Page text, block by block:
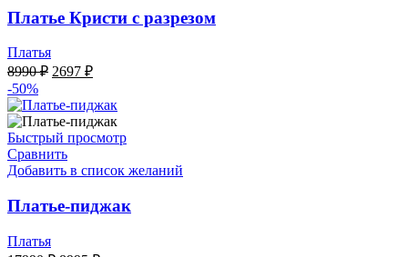
Платье Кристи с разрезом
Платья
8990₽ Первоначальная
составляла
8990 ₽.
2697 ₽Текущая
2697 ₽.
-50%
Быстрый просмотр
Сравнить
Добавить в список желаний
Платье-пиджак
Платья